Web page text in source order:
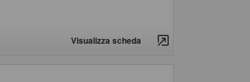
Visualizza scheda